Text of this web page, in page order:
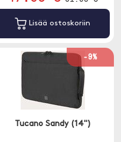
Lisää ostoskoriin
-9%
Tucano Sandy (14")